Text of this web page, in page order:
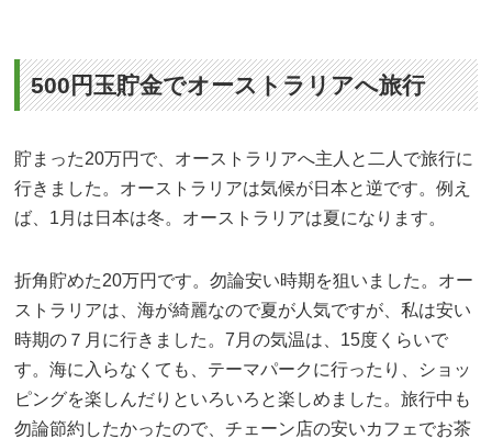
500円玉貯金でオーストラリアへ旅行
貯まった20万円で、オーストラリアへ主人と二人で旅行に
行きました。オーストラリアは気候が日本と逆です。例え
ば、1月は日本は冬。オーストラリアは夏になります。
折角貯めた20万円です。勿論安い時期を狙いました。オー
ストラリアは、海が綺麗なので夏が人気ですが、私は安い
時期の７月に行きました。7月の気温は、15度くらいで
す。海に入らなくても、テーマパークに行ったり、ショッ
ピングを楽しんだりといろいろと楽しめました。旅行中も
勿論節約したかったので、チェーン店の安いカフェでお茶